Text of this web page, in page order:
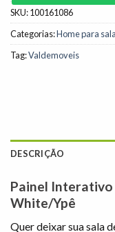
SKU:100161086
Categorias:Home para sala
Tag:Valdemoveis
DESCRIÇÃO
Painel
White/Ypê
Quer deixar sua sala